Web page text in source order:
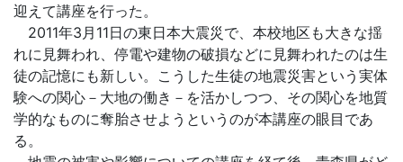
迎えて講座を行った。
2011年3月11日の東日本大震災で、本校地区も大きな揺
れに見舞われ、停電や建物の破損などに見舞われたのは生
徒の記憶にも新しい。こうした生徒の地震災害という実体
験への関心－大地の働き－を活かしつつ、その関心を地質
学的なものに奪胎させようというのが本講座の眼目であ
る。